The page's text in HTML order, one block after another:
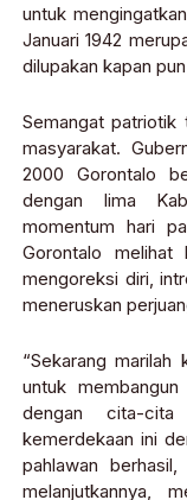
untuk
Januari 1942
dilupakan kapan
Semangat patriotik
masyarakat.
2000 Gorontalo
dengan lima
momentum hari
Gorontalo melihat
mengoreksi diri,
meneruskan
“Sekarang marilah
untuk
dengan cita-
kemerdekaan ini
pahlawan
melanjutkannya,